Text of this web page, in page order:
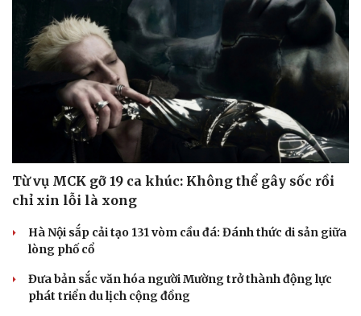
Văn hóa
Sân khấu - Điện ảnh
Giải trí
Từ vụ MCK gỡ 19 ca khúc: Không thể gây sốc rồi
chỉ xin lỗi là xong
Hà Nội sắp cải tạo 131 vòm cầu đá: Đánh thức di sản giữa
lòng phố cổ
Đưa bản sắc văn hóa người Mường trở thành động lực
phát triển du lịch cộng đồng